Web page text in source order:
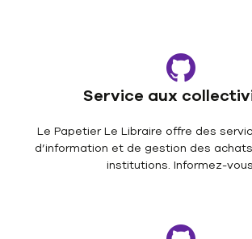
Service aux
Le Papetier Le Libraire offre des
d’information et de gestion des
institutions. Informez-